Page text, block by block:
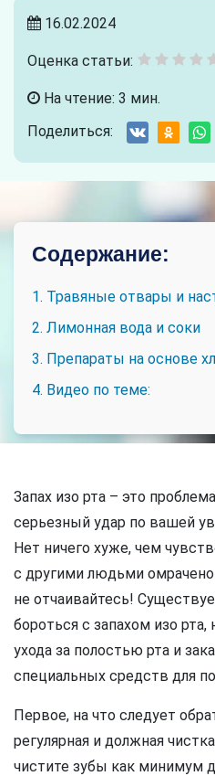
16.02.2024
Оценка статьи:
На чтение: 3 мин.
Поделиться:
Содержание:
1. Травяные отвары и
2. Лимонная вода и соки
3. Препараты на основе
4. Видео по теме:
Запах изо рта – это
серьезный удар по вашей
Нет ничего хуже, чем
с другими людьми
не отчаивайтесь!
бороться с запахом изо рта,
ухода за полостью рта и
специальных средств для
Первое, на что следует
регулярная и должная
чистите зубы как минимум